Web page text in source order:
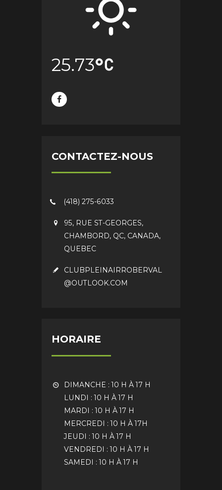
25.73
CONTACTEZ-NOUS
(418) 275-6033
95, RUE ST-GEORGES,
CHAMBORD, QC, CANADA,
QUEBEC
CLUBPLEINAIRROBERVAL
@OUTLOOK.COM
HORAIRE
DIMANCHE : 10 H À 17 H
LUNDI : 10 H À 17 H
MARDI : 10 H À 17 H
MERCREDI : 10 H À 17H
JEUDI : 10 H À 17 H
VENDREDI : 10 H À 17 H
SAMEDI : 10 H À 17 H